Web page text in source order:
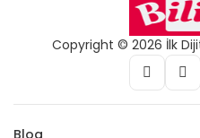
Copyright © 2026 İlk